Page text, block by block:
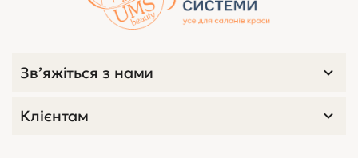
Зв’яжіться з нами
Клієнтам